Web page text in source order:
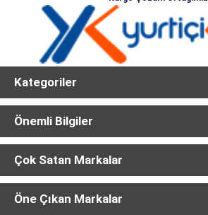
Kategoriler
Önemli Bilgiler
Çok Satan Markalar
Öne Çıkan Markalar